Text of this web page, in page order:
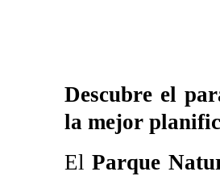
Descubre el
la mejor
ElParque